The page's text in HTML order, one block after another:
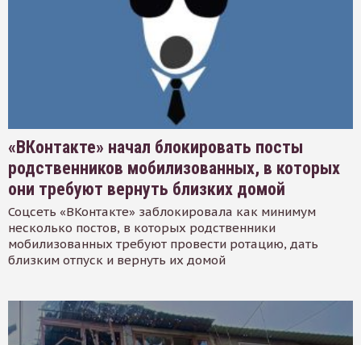
«ВКонтакте» начал блокировать посты
родственников мобилизованных, в которых
они требуют вернуть близких домой
Соцсеть «ВКонтакте» заблокировала как минимум
несколько постов, в которых родственники
мобилизованных требуют провести ротацию, дать
близким отпуск и вернуть их домой